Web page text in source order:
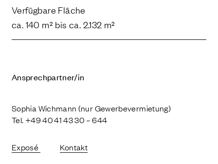
Verfügbare Fläche
ca. 140 m² bis ca. 2.132 m²
Ansprechpartner/in
Sophia Wichmann (nur Gewerbevermietung)
Tel. +49 40 41 43 30 – 644
Exposé Kontakt